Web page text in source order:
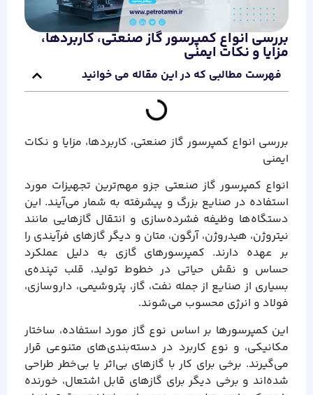
بررسی انواع کمپرسور گاز صنعتی، کاربردها،
مزایا و نکات ایمنی
فهرست مطالبی که در این مقاله می خوانید
بررسی انواع کمپرسور گاز صنعتی، کاربردها، مزایا و نکات
ایمنی
انواع کمپرسور گاز صنعتی جزو مهم‌ترین تجهیزات مورد
استفاده در صنایع بزرگ و پیشرفته به شمار می‌آیند. این
دستگاه‌ها وظیفه فشرده‌سازی و انتقال گازهایی مانند
نیتروژن، هیدروژن، آرگون، متان و دیگر گازهای فرآیندی را
بر عهده دارند. کمپرسورهای گازی به دلیل عملکرد
حساس و نقش حیاتی در خطوط تولید، قلب تپنده‌ی
بسیاری از صنایع از جمله نفت، گاز، پتروشیمی، داروسازی،
فولاد و انرژی محسوب می‌شوند.
این کمپرسورها بر اساس نوع گاز مورد استفاده، ساختار
مکانیکی، و نوع کاربرد در دسته‌بندی‌های متنوعی قرار
می‌گیرند. برخی برای کار با گازهای بی‌اثر یا بی‌خطر طراحی
شده‌اند و برخی دیگر برای گازهای قابل اشتعال، خورنده